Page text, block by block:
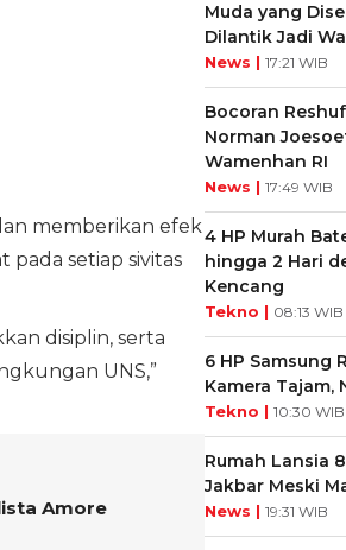
memberikan efek
setiap sivitas
disiplin, serta
UNS,”
Amore
Muda yang
Dilantik Jadi
News | 17:21 WIB
Bocoran
Norman
Wamenhan RI
News | 17:49 WIB
4 HP Murah
hingga 2 Hari
Kencang
Tekno | 08:13 WIB
6 HP Samsung
Kamera Tajam,
Tekno | 10:30 WIB
Rumah Lansia
Jakbar Meski
News | 19:31 WIB